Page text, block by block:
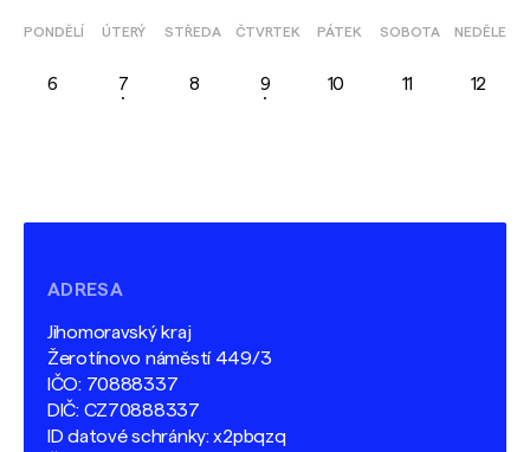
PONDĚLÍ ÚTERÝ STŘEDA ČTVRTEK PÁTEK SOBOTA NEDĚLE
6 7 8 9 10 11 12
ADRESA
Jihomoravský kraj
Žerotínovo náměstí 449/3
IČO: 70888337
DIČ: CZ70888337
ID datové schránky: x2pbqzq